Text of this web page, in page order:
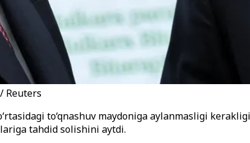
Reuters
to‘qnashuv maydoniga aylanmasligi
tahdid solishini aytdi.